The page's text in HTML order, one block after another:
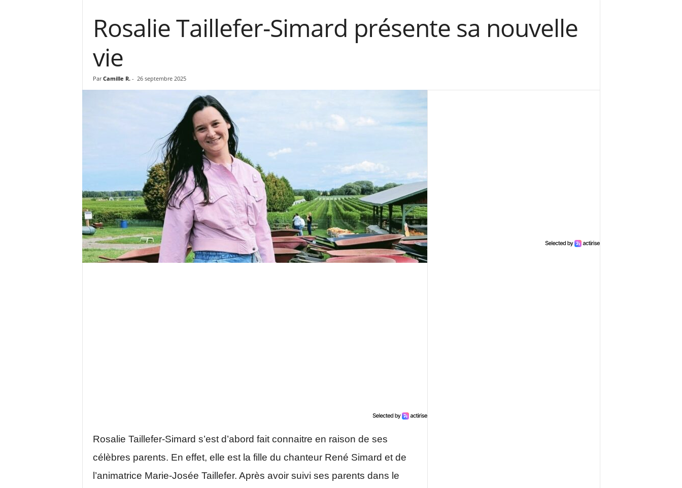
Rosalie Taillefer-Simard présente sa nouvelle
vie
Par Camille R. - 26 septembre 2025
Rosalie Taillefer-Simard s’est d’abord fait connaitre en raison de ses
célèbres parents. En effet, elle est la fille du chanteur René Simard et de
l’animatrice Marie-Josée Taillefer. Après avoir suivi ses parents dans le